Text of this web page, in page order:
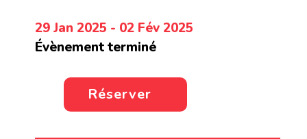
29 Jan 2025 - 02 Fév 2025
Évènement terminé
Réserver